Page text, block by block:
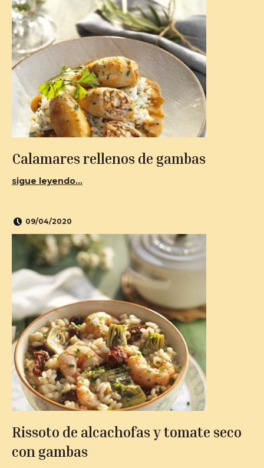
Calamares rellenos de gambas
sigue leyendo...
09/04/2020
Rissoto de alcachofas y tomate seco
con gambas